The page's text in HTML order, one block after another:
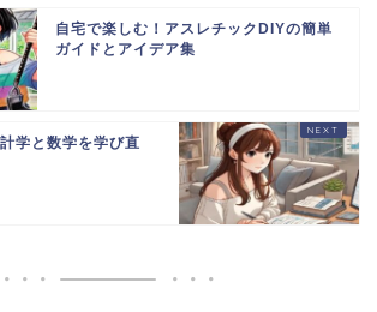
自宅で楽しむ！アスレチックDIYの簡単
ガイドとアイデア集
学と数学を学び直